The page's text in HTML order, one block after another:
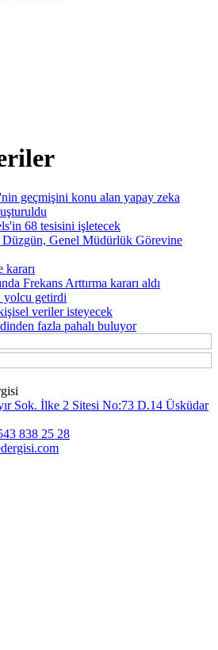
geçmişini konu alan yapay zeka
68 tesisini işletecek
Düzgün, Genel Müdürlük Görevine
kararı
Frekans Arttırma kararı aldı
yolcu getirdi
veriler isteyecek
fazla pahalı buluyor
Sok. İlke 2 Sitesi No:73 D.14 Üsküdar
838 25 28